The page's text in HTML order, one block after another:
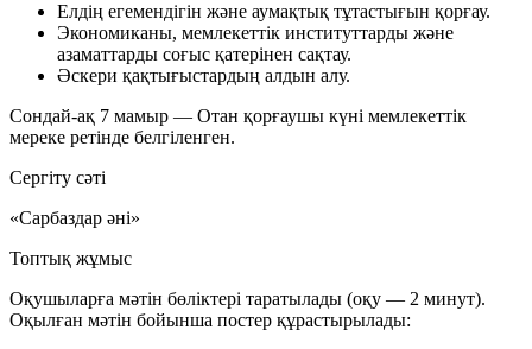
Елдің егемендігін және аумақтық тұтастығын қорғау.
Экономиканы, мемлекеттік институттарды және
азаматтарды соғыс қатерінен сақтау.
Әскери қақтығыстардың алдын алу.
Сондай-ақ 7 мамыр — Отан қорғаушы күні мемлекеттік
мереке ретінде белгіленген.
Сергіту сәті
«Сарбаздар әні»
Топтық жұмыс
Оқушыларға мәтін бөліктері таратылады (оқу — 2 минут).
Оқылған мәтін бойынша постер құрастырылады: